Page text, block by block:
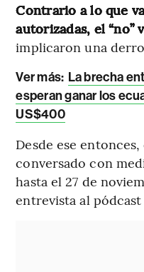
Contrario a lo que
autorizadas, el “no”
implicaron una
Ver más: La brecha
esperan ganar los
US$400
Desde ese
conversado con
hasta el 27 de
entrevista al pódcast